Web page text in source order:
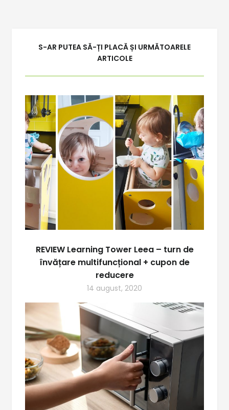
S-AR PUTEA SĂ-ȚI PLACĂ ȘI URMĂTOARELE
ARTICOLE
REVIEW Learning Tower Leea – turn de
învățare multifuncțional + cupon de
reducere
14 august, 2020